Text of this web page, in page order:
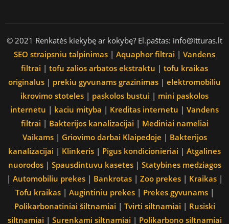
© 2021 Renkatės kiekybę ar kokybę? El.paštas: info@itturas.lt
SEO straipsniu talpinimas | Aquaphor filtrai | Vandens
filtrai | tofu zalios arbatos ekstraktu | tofu kraikas
originalus | prekiu gyvunams grazinimas | elektromobiliu
ikrovimo stoteles | paskolos bustui | mini paskolos
internetu | kaciu mityba | Kreditas internetu | Vandens
filtrai | Bakterijos kanalizacijai | Mediniai nameliai
Vaikams| Griovimo darbai Klaipedoje | Bakterijos
kanalizacijai | Klinkeris | Pigus kondicionieriai | Atgalines
nuorodos| Spausdintuvu kasetes| Statybines medziagos
| Automobiliu prekes| Bankrotas| Zoo prekes| Kraikas|
Tofu kraikas| Augintiniu prekes| Prekes gyvunams|
Polikarbonatiniai šiltnamiai | Tvirti siltnamiai | Rusiski
siltnamiai | Surenkami siltnamiai | Polikarbono siltnamiai